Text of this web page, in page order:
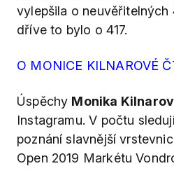
vylepšila o
dříve to bylo o 417.
O MONICE KILNAROVÉ
Úspěchy Monika
Instagramu. V počtu
poznání slavnější
Open 2019 Markétu